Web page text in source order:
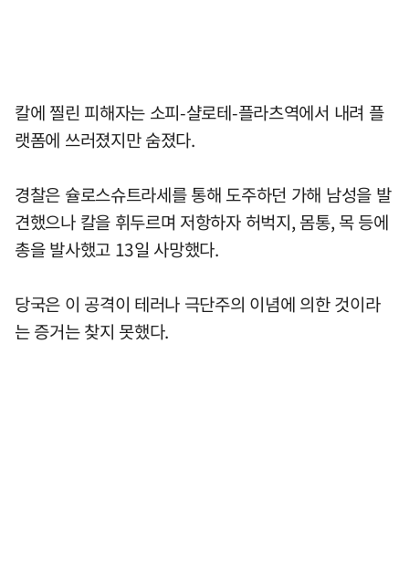
칼에 찔린 피해자는 소피-샬로테-플라츠역에서 내려 플
랫폼에 쓰러졌지만 숨졌다.
경찰은 슐로스슈트라세를 통해 도주하던 가해 남성을 발
견했으나 칼을 휘두르며 저항하자 허벅지, 몸통, 목 등에
총을 발사했고 13일 사망했다.
당국은 이 공격이 테러나 극단주의 이념에 의한 것이라
는 증거는 찾지 못했다.